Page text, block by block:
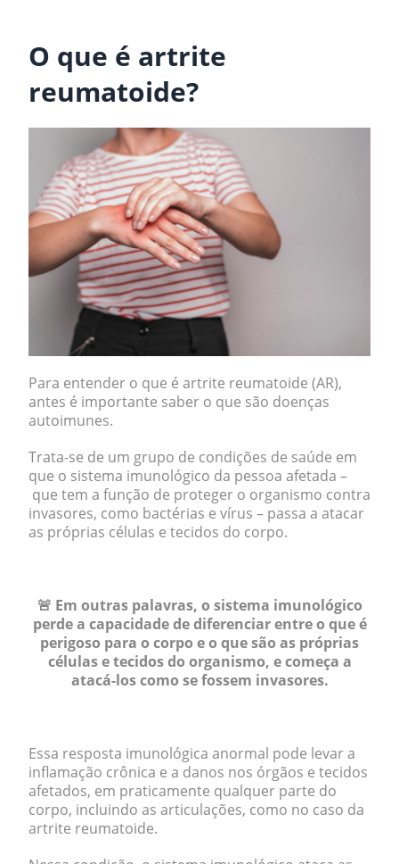
O que é artrite
reumatoide?
Para entender o que é artrite reumatoide (AR),
antes é importante saber o que são doenças
autoimunes.
Trata-se de um grupo de condições de saúde em
que o sistema imunológico da pessoa afetada –
que tem a função de proteger o organismo contra
invasores, como bactérias e vírus – passa a atacar
as próprias células e tecidos do corpo.
🚨 Em outras palavras, o sistema imunológico
perde a capacidade de diferenciar entre o que é
perigoso para o corpo e o que são as próprias
células e tecidos do organismo, e começa a
atacá-los como se fossem invasores.
Essa resposta imunológica anormal pode levar a
inflamação crônica e a danos nos órgãos e tecidos
afetados, em praticamente qualquer parte do
corpo, incluindo as articulações, como no caso da
artrite reumatoide.